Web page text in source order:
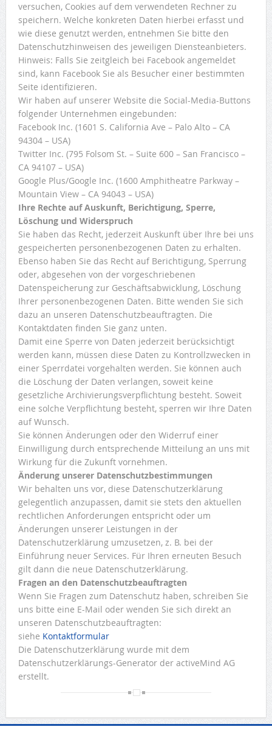
versuchen, Cookies auf dem verwendeten Rechner zu
speichern. Welche konkreten Daten hierbei erfasst und
wie diese genutzt werden, entnehmen Sie bitte den
Datenschutzhinweisen des jeweiligen Diensteanbieters.
Hinweis: Falls Sie zeitgleich bei Facebook angemeldet
sind, kann Facebook Sie als Besucher einer bestimmten
Seite identifizieren.
Wir haben auf unserer Website die Social-Media-Buttons
folgender Unternehmen eingebunden:
Facebook Inc. (1601 S. California Ave – Palo Alto – CA
94304 – USA)
Twitter Inc. (795 Folsom St. – Suite 600 – San Francisco –
CA 94107 – USA)
Google Plus/Google Inc. (1600 Amphitheatre Parkway –
Mountain View – CA 94043 – USA)
Ihre Rechte auf Auskunft, Berichtigung, Sperre,
Löschung und Widerspruch
Sie haben das Recht, jederzeit Auskunft über Ihre bei uns
gespeicherten personenbezogenen Daten zu erhalten.
Ebenso haben Sie das Recht auf Berichtigung, Sperrung
oder, abgesehen von der vorgeschriebenen
Datenspeicherung zur Geschäftsabwicklung, Löschung
Ihrer personenbezogenen Daten. Bitte wenden Sie sich
dazu an unseren Datenschutzbeauftragten. Die
Kontaktdaten finden Sie ganz unten.
Damit eine Sperre von Daten jederzeit berücksichtigt
werden kann, müssen diese Daten zu Kontrollzwecken in
einer Sperrdatei vorgehalten werden. Sie können auch
die Löschung der Daten verlangen, soweit keine
gesetzliche Archivierungsverpflichtung besteht. Soweit
eine solche Verpflichtung besteht, sperren wir Ihre Daten
auf Wunsch.
Sie können Änderungen oder den Widerruf einer
Einwilligung durch entsprechende Mitteilung an uns mit
Wirkung für die Zukunft vornehmen.
Änderung unserer Datenschutzbestimmungen
Wir behalten uns vor, diese Datenschutzerklärung
gelegentlich anzupassen, damit sie stets den aktuellen
rechtlichen Anforderungen entspricht oder um
Änderungen unserer Leistungen in der
Datenschutzerklärung umzusetzen, z. B. bei der
Einführung neuer Services. Für Ihren erneuten Besuch
gilt dann die neue Datenschutzerklärung.
Fragen an den Datenschutzbeauftragten
Wenn Sie Fragen zum Datenschutz haben, schreiben Sie
uns bitte eine E-Mail oder wenden Sie sich direkt an
unseren Datenschutzbeauftragten:
siehe Kontaktformular
Die Datenschutzerklärung wurde mit dem
Datenschutzerklärungs-Generator der activeMind AG
erstellt.